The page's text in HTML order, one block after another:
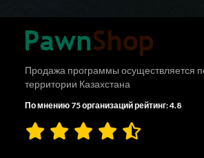
Продажа программы осуществляется
территории Казахстана
По мнению 75 организаций рейтинг: 4.8